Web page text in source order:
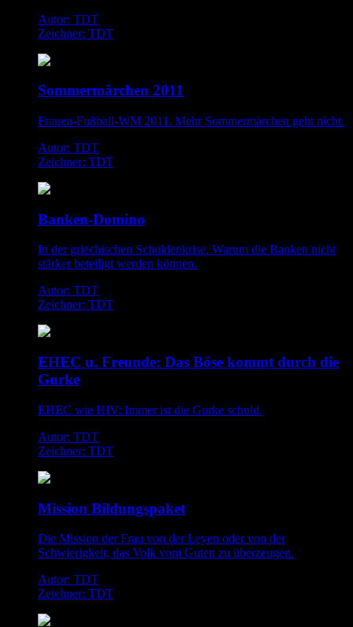
Autor: TDT
Zeichner: TDT
Sommermärchen 2011
Frauen-Fußball-WM 2011. Mehr Sommermärchen geht nicht.
Autor: TDT
Zeichner: TDT
Banken-Domino
In der griechischen Schuldenkrise. Warum die Banken nicht
stärker beteiligt werden können.
Autor: TDT
Zeichner: TDT
EHEC u. Freunde: Das Böse kommt durch die
Gurke
EHEC wie HIV: Immer ist die Gurke schuld.
Autor: TDT
Zeichner: TDT
Mission Bildungspaket
Die Mission der Frau von der Leyen oder von der
Schwierigkeit, das Volk vom Guten zu überzeugen.
Autor: TDT
Zeichner: TDT